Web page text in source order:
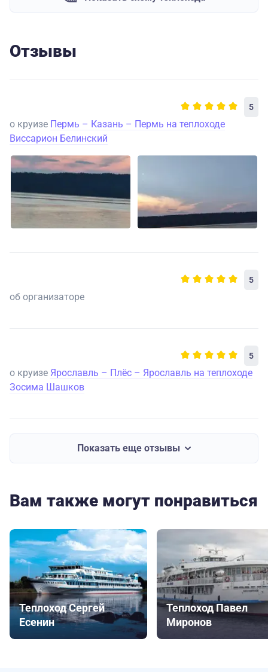
Отзывы
5
о круизе Пермь – Казань – Пермь на теплоходе
Виссарион Белинский
5
об организаторе
5
о круизе Ярославль – Плёс – Ярославль на теплоходе
Зосима Шашков
Показать еще отзывы
Вам также могут понравиться
Теплоход Сергей
Есенин
Теплоход Павел
Миронов